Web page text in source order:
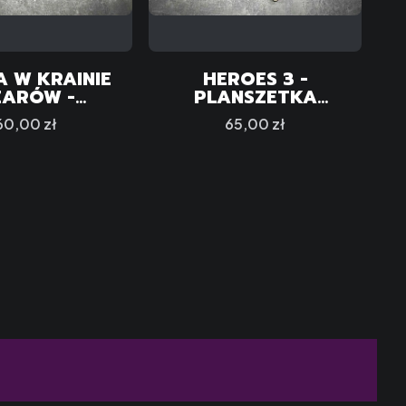
W KRAINIE
-
DO GRY
zł
HEROES 3 -
PLANSZETKA
GRACZA PASUJĄCA
DO GRY
Cena
65,00 zł